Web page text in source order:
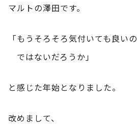
マルトの澤田です。
「もうそろそろ気付いても良いの
ではないだろうか」
と感じた年始となりました。
改めまして、